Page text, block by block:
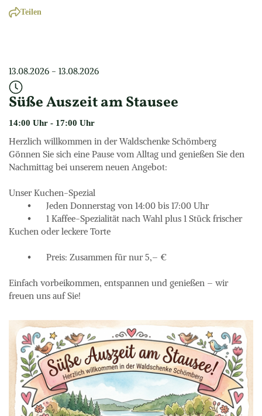
Teilen
13.08.2026 - 13.08.2026
Süße Auszeit am Stausee
14:00 Uhr - 17:00 Uhr
Herzlich willkommen in der Waldschenke Schömberg
Gönnen Sie sich eine Pause vom Alltag und genießen Sie den
Nachmittag bei unserem neuen Angebot:
Unser Kuchen-Spezial
Kuchen oder leckere Torte
Einfach vorbeikommen, entspannen und genießen – wir
freuen uns auf Sie!